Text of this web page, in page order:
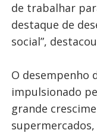
de trabalhar
destaque de
social”,
O desempenho
impulsionado
grande